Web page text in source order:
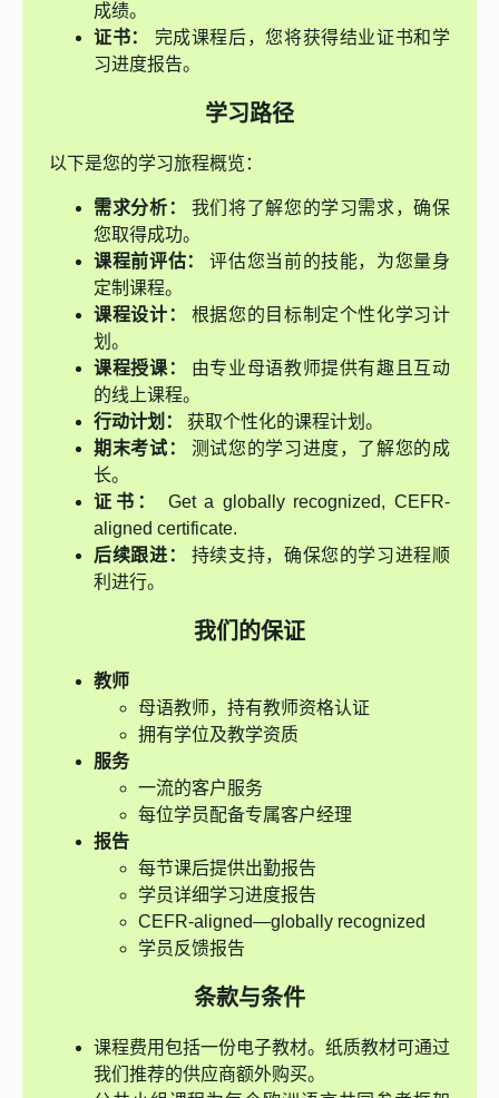
成绩。
证书：
完成课程后，您将获得结业证书和学
习进度报告。
学习路径
以下是您的学习旅程概览：
需求分析：
我们将了解您的学习需求，确保
您取得成功。
课程前评估：
评估您当前的技能，为您量身
定制课程。
课程设计：
根据您的目标制定个性化学习计
划。
课程授课：
由专业母语教师提供有趣且互动
的线上课程。
行动计划：
获取个性化的课程计划。
期末考试：
测试您的学习进度，了解您的成
长。
证书：
Get a globally recognized, CEFR-
aligned certificate.
后续跟进：
持续支持，确保您的学习进程顺
利进行。
我们的保证
教师
母语教师，持有教师资格认证
拥有学位及教学资质
服务
一流的客户服务
每位学员配备专属客户经理
报告
每节课后提供出勤报告
学员详细学习进度报告
CEFR-aligned—globally recognized
学员反馈报告
条款与条件
课程费用包括一份电子教材。纸质教材可通过
我们推荐的供应商额外购买。